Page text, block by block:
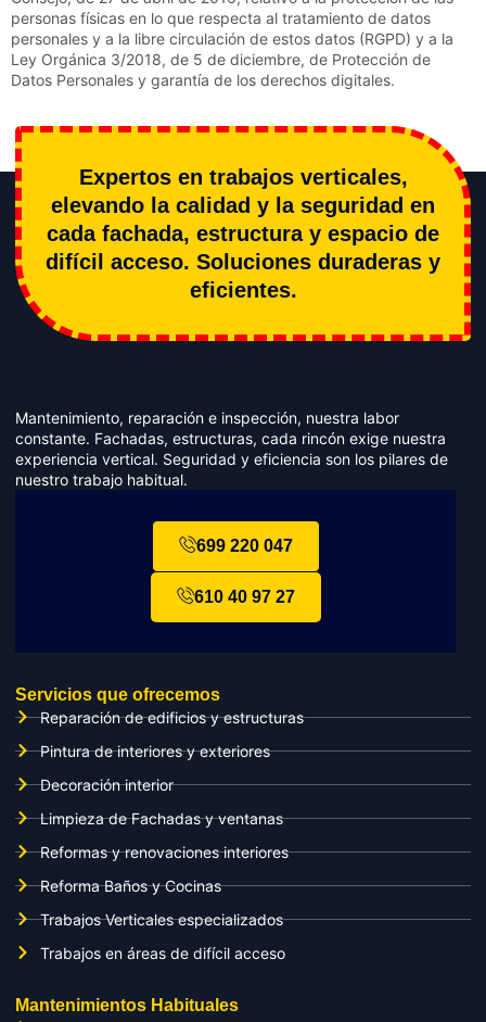
personas físicas en lo que respecta al tratamiento de datos
personales y a la libre circulación de estos datos (RGPD) y a la
Ley Orgánica 3/2018, de 5 de diciembre, de Protección de
Datos Personales y garantía de los derechos digitales.
Expertos en trabajos verticales,
elevando la calidad y la seguridad en
cada fachada, estructura y espacio de
difícil acceso. Soluciones duraderas y
eficientes.
Mantenimiento, reparación e inspección, nuestra labor
constante. Fachadas, estructuras, cada rincón exige nuestra
experiencia vertical. Seguridad y eficiencia son los pilares de
nuestro trabajo habitual.
699 220 047
610 40 97 27
Servicios que ofrecemos
Reparación de edificios y estructuras
Pintura de interiores y exteriores
Decoración interior
Limpieza de Fachadas y ventanas
Reformas y renovaciones interiores
Reforma Baños y Cocinas
Trabajos Verticales especializados
Trabajos en áreas de difícil acceso
Mantenimientos Habituales